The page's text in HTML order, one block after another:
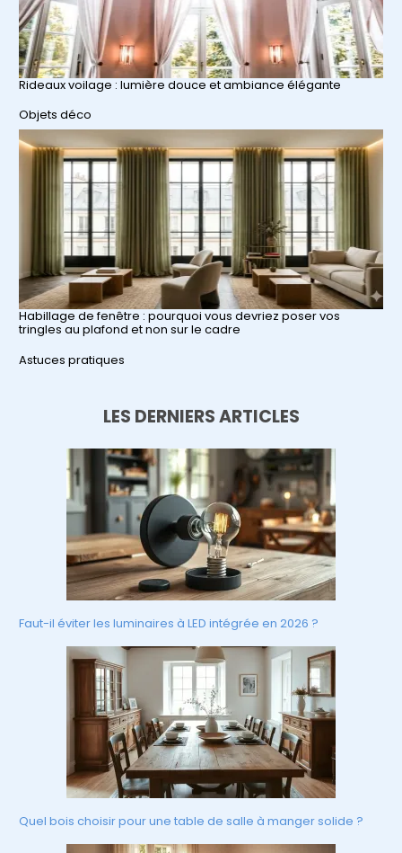
Rideaux voilage : lumière douce et ambiance élégante
Par rapport à
Objets déco
Habillage de fenêtre : pourquoi vous devriez poser vos
tringles au plafond et non sur le cadre
Par rapport à
Astuces pratiques
LES DERNIERS ARTICLES
Faut-il éviter les luminaires à LED intégrée en 2026 ?
Quel bois choisir pour une table de salle à manger solide ?